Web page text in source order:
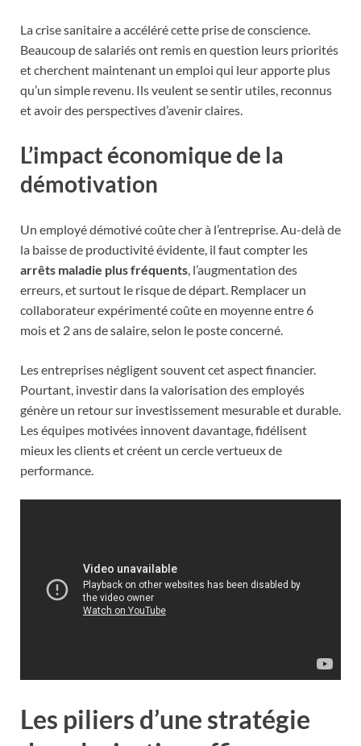
La crise sanitaire a accéléré cette prise de conscience.
Beaucoup de salariés ont remis en question leurs priorités
et cherchent maintenant un emploi qui leur apporte plus
qu’un simple revenu. Ils veulent se sentir utiles, reconnus
et avoir des perspectives d’avenir claires.
L’impact économique de la
démotivation
Un employé démotivé coûte cher à l’entreprise. Au-delà de
la baisse de productivité évidente, il faut compter les
arrêts maladie plus fréquents , l’augmentation des
erreurs, et surtout le risque de départ. Remplacer un
collaborateur expérimenté coûte en moyenne entre 6
mois et 2 ans de salaire, selon le poste concerné.
Les entreprises négligent souvent cet aspect financier.
Pourtant, investir dans la valorisation des employés
génère un retour sur investissement mesurable et durable.
Les équipes motivées innovent davantage, fidélisent
mieux les clients et créent un cercle vertueux de
performance.
Les piliers d’une stratégie